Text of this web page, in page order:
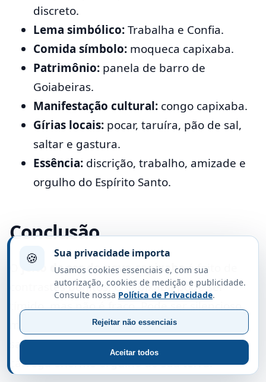
discreto.
Lema simbólico:Trabalha e Confia.
Comida símbolo: moqueca capixaba.
Patrimônio: panela de barro de
Goiabeiras.
Manifestação cultural: congo capixaba.
Gírias locais: pocar, taruíra, pão de sal,
saltar e gastura.
Essência: discrição, trabalho, amizade e
orgulho do Espírito Santo.
Conclusão
jeito de ser do povo capixabaé feito de
contrastes bonitos. O capixaba pode ser
tímido, mas não é fraco. Pode ser silencioso,
mas não é vazio. Pode ser reservado, mas
sabe ser amigo. Pode não se vangloriar, mas
carrega enorme orgulho de sua terra.
🍪 Sua privacidade importa
Usamos cookies essenciais e, com sua
autorização, cookies de medição e publicidade.
Consulte nossa Política de Privacidade.
Aceitar todos
Rejeitar não essenciais